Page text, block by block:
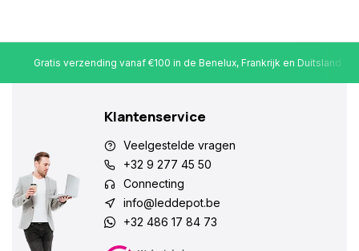
Gratis verzending vanaf €100 in de Benelux, Frankrijk en Duitsland
Klantenservice
Veelgestelde vragen
+32 9 277 45 50
Connecting
info@leddepot.be
+32 486 17 84 73